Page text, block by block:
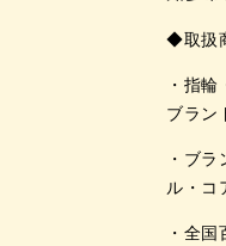
◆取扱
・指
ブラン
・ブ
ル・コ
・全